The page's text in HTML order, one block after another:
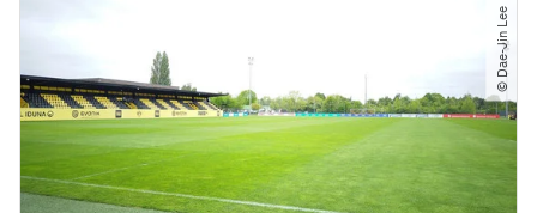
© Dae-Jin Lee